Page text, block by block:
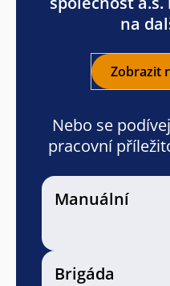
na
Zobrazit
Nebo se
pracovní
Manuální
Brigáda